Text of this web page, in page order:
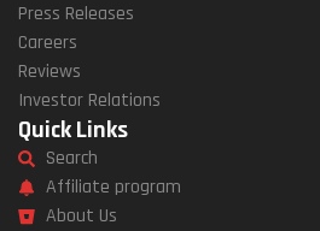
Press Releases
Careers
Reviews
Investor Relations
Quick Links
Search
Affiliate program
About Us